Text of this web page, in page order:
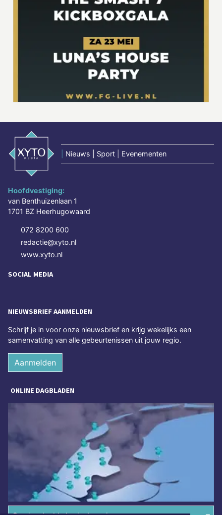
Nieuws | Sport | Evenementen
Hoofdvestiging:
van Benthuizenlaan 1
1701 BZ Heerhugowaard
072 8200 600
redactie@xyto.nl
www.xyto.nl
SOCIAL MEDIA
NIEUWSBRIEF AANMELDEN
Schrijf je in voor onze nieuwsbrief en krijg wekelijks een
samenvatting van alle gebeurtenissen uit jouw regio.
Aanmelden
ONLINE DAGBLADEN